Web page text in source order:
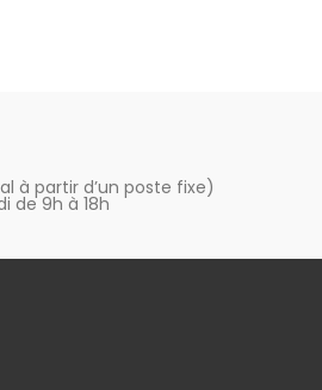
à partir d’un poste fixe)
de 9h à 18h